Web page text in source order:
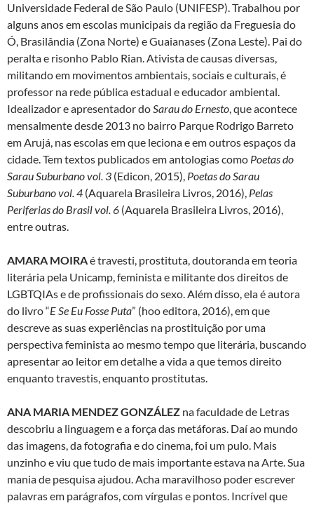
Universidade Federal de São Paulo (UNIFESP). Trabalhou por
alguns anos em escolas municipais da região da Freguesia do
Ó, Brasilândia (Zona Norte) e Guaianases (Zona Leste). Pai do
peralta e risonho Pablo Rian. Ativista de causas diversas,
militando em movimentos ambientais, sociais e culturais, é
professor na rede pública estadual e educador ambiental.
Idealizador e apresentador doSarau do Ernesto, que acontece
mensalmente desde 2013 no bairro Parque Rodrigo Barreto
em Arujá, nas escolas em que leciona e em outros espaços da
cidade. Tem textos publicados em antologias como Poetas do
Sarau Suburbano vol. 3 (Edicon, 2015), Poetas do Sarau
Suburbano vol. 4 (Aquarela Brasileira Livros, 2016), Pelas
Periferias do Brasil vol. 6 (Aquarela Brasileira Livros, 2016),
entre outras.
AMARA MOIRAé travesti, prostituta, doutoranda em teoria
literária pela Unicamp, feminista e militante dos direitos de
LGBTQIAs e de profissionais do sexo. Além disso, ela é autora
do livro “E Se Eu Fosse Puta” (hoo editora, 2016), em que
descreve as suas experiências na prostituição por uma
perspectiva feminista ao mesmo tempo que literária, buscando
apresentar ao leitor em detalhe a vida a que temos direito
enquanto travestis, enquanto prostitutas.
ANA MARIA MENDEZ GONZÁLEZ na faculdade de Letras
descobriu a linguagem e a força das metáforas. Daí ao mundo
das imagens, da fotografia e do cinema, foi um pulo. Mais
unzinho e viu que tudo de mais importante estava na Arte. Sua
mania de pesquisa ajudou. Acha maravilhoso poder escrever
palavras em parágrafos, com vírgulas e pontos. Incrível que